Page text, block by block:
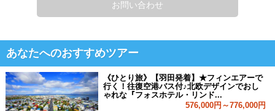
お問い合わせ
あなたへのおすすめツアー
《ひとり旅》【羽田発着】★フィンエアーで
行く！往復空港バス付♪北欧デザインでおし
ゃれな『フォスホテル・リンド...
576,000円～776,000円